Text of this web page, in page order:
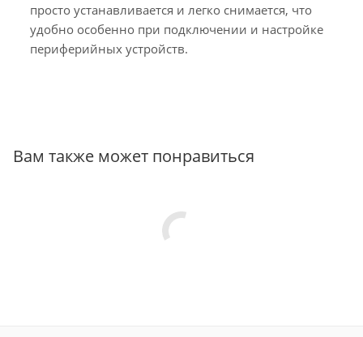
просто устанавливается и легко снимается, что
удобно особенно при подключении и настройке
периферийных устройств.
Вам также может понравиться